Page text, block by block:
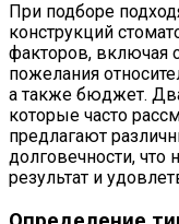
При подборе
конструкций
факторов, включая
пожелания
а также бюджет.
которые часто
предлагают
долговечности,
результат и